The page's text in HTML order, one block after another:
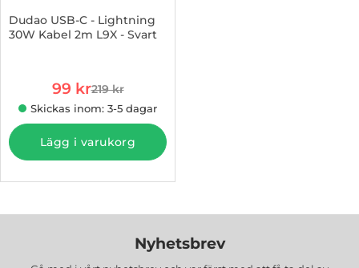
Dudao USB-C - Lightning
30W Kabel 2m L9X - Svart
rea pris
99 krtidigare pris
219 kr
Skickas inom: 3-5 dagar
Lägg i varukorg
Nyhetsbrev